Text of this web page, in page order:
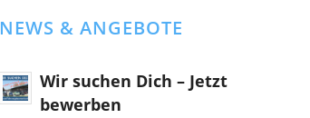
NEWS & ANGEBOTE
Wir suchen Dich – Jetzt
bewerben